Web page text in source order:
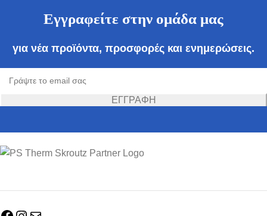
Εγγραφείτε στην ομάδα μας
για νέα προϊόντα, προσφορές και ενημερώσεις.